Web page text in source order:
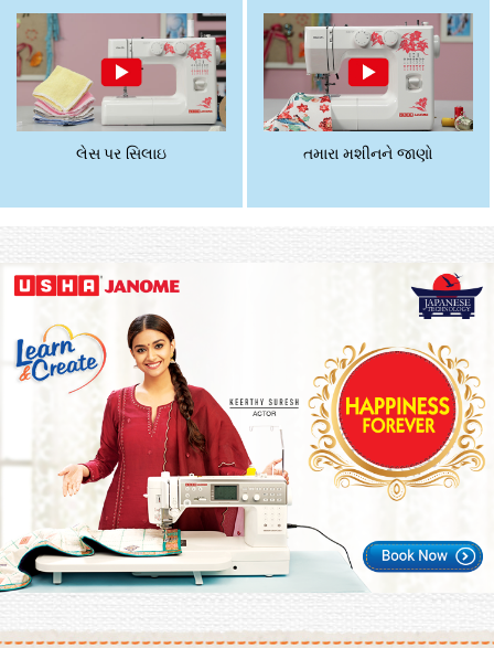
લેસ પર સિલાઇ તમારા મશીનને જાણો